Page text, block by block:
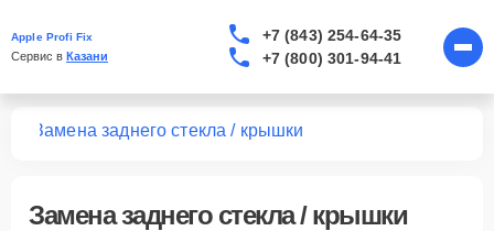
Apple Profi Fix
Сервис в Казани
+7 (843) 254-64-35
+7 (800) 301-94-41
Замена заднего стекла / крышки
Замена заднего стекла / крышки